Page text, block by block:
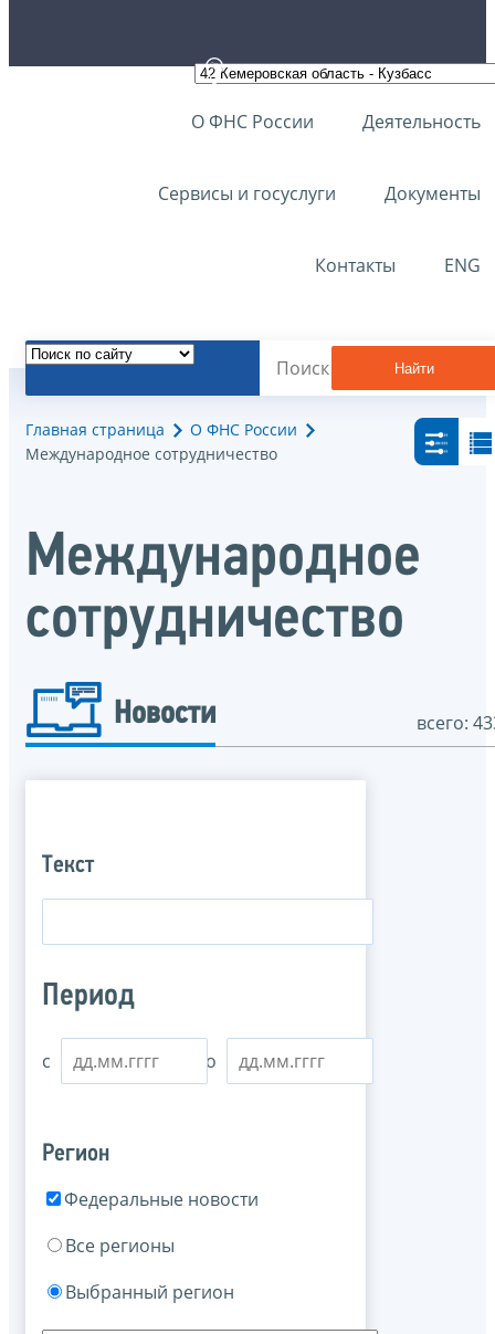
О ФНС России Деятельность
Сервисы и госуслуги Документы
Контакты ENG
Найти
Главная страница
О ФНС России
Международное сотрудничество
Международное
сотрудничество
Новости всего:
Текст
Период
с по
Регион
Федеральные новости
Все регионы
Выбранный регион